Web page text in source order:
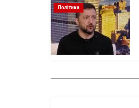
Політика